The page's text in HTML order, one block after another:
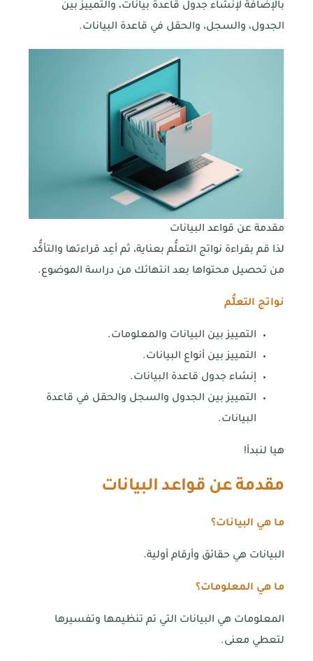
بالإضافة لإنشاء جدول قاعدة بيانات، والتمييز بين
الجدول، والسجل، والحقل في قاعدة البيانات.
مقدمة عن قواعد البيانات
لذا قم بقراءة نواتج التعلُّم بعناية، ثم أعِد قراءتها والتأكُّد
من تحصيل محتواها بعد انتهائك من دراسة الموضوع.
نواتج التعلُّم
التمييز بين البيانات والمعلومات.
التمييز بين أنواع البيانات.
إنشاء جدول قاعدة البيانات.
التمييز بين الجدول والسجل والحقل في قاعدة
البيانات.
هيا لنبدأ!
مقدمة عن قواعد البيانات
ما هي البيانات؟
البيانات هي حقائق وأرقام أولية.
ما هي المعلومات؟
المعلومات هي البيانات التي تم تنظيمها وتفسيرها
لتعطي معنى.